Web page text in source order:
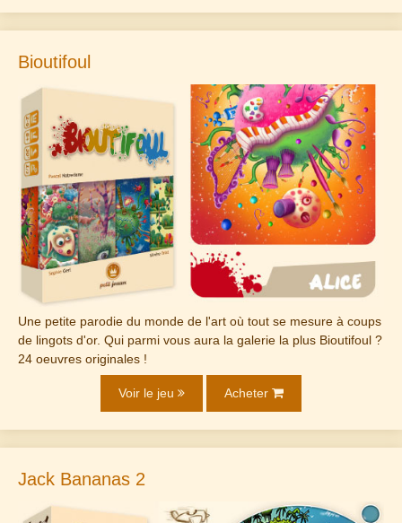
Bioutifoul
Une petite parodie du monde de l'art où tout se mesure à coups
de lingots d'or. Qui parmi vous aura la galerie la plus Bioutifoul ?
24 oeuvres originales !
Voir le jeu Acheter
Jack Bananas 2